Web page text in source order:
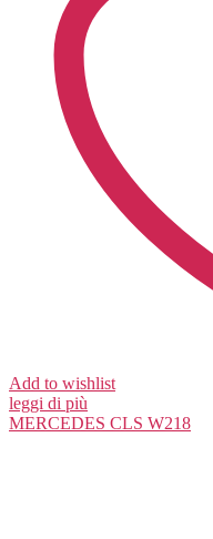
Add to wishlist
leggi di più
MERCEDES CLS W218